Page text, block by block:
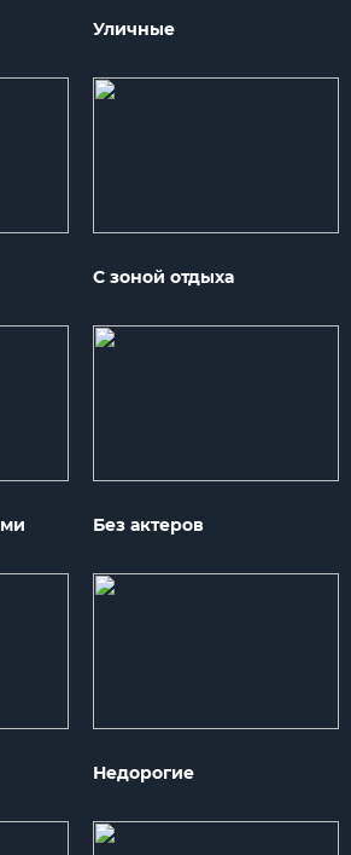
Уличные
С зоной отдыха
Без актеров
Недорогие